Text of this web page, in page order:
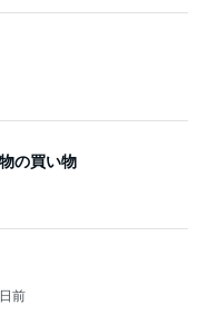
の買い物
前